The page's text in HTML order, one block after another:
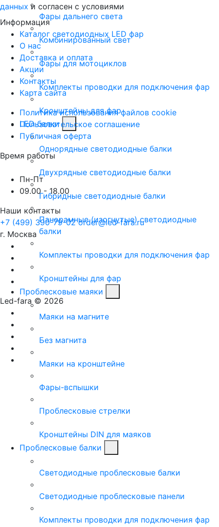
Фары дальнего света
Комбинированный свет
Фары для мотоциклов
Комплекты проводки для подключения фар
Кронштейны для фар
LED балки
Однорядные светодиодные балки
Двухрядные светодиодные балки
Гибридные светодиодные балки
Панорамные (изогнутые) светодиодные
балки
Комплекты проводки для подключения фар
Кронштейны для фар
Проблесковые маяки
Маяки на магните
Без магнита
Маяки на кронштейне
Фары-вспышки
Проблесковые стрелки
Кронштейны DIN для маяков
Проблесковые балки
Светодиодные проблесковые балки
Светодиодные проблесковые панели
Комплекты проводки для подключения фар
данных и согласен с условиями
Информация
Каталог светодиодных LED фар
О нас
Доставка и оплата
Акции
Контакты
Карта сайта
Политика использования файлов cookie
Пользовательское соглашение
Публичная оферта
Время работы
Пн-Пт
09.00 - 18.00
Наши контакты
+7 (499) 390-79-02 order@led-fara.ru
г. Москва
Led-fara © 2026